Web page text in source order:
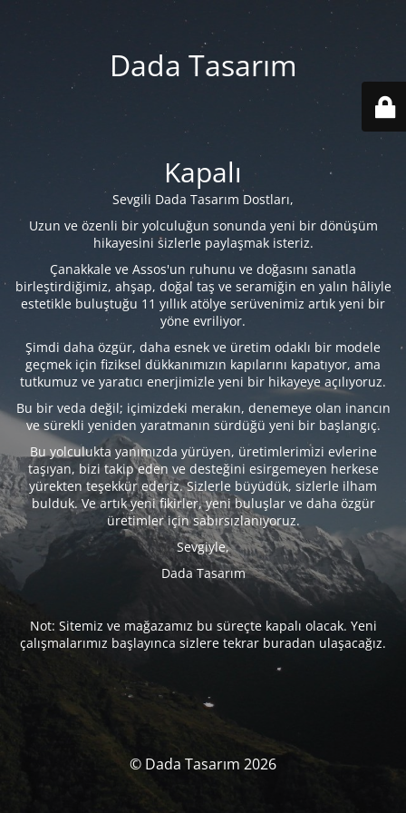
Dada Tasarım
Kapalı
Sevgili Dada Tasarım Dostları,
Uzun ve özenli bir yolculuğun sonunda yeni bir dönüşüm
hikayesini sizlerle paylaşmak isteriz.
Çanakkale ve Assos'un ruhunu ve doğasını sanatla
birleştirdiğimiz, ahşap, doğal taş ve seramiğin en yalın hâliyle
estetikle buluştuğu 11 yıllık atölye serüvenimiz artık yeni bir
yöne evriliyor.
Şimdi daha özgür, daha esnek ve üretim odaklı bir modele
geçmek için fiziksel dükkanımızın kapılarını kapatıyor, ama
tutkumuz ve yaratıcı enerjimizle yeni bir hikayeye açılıyoruz.
Bu bir veda değil; içimizdeki merakın, denemeye olan inancın
ve sürekli yeniden yaratmanın sürdüğü yeni bir başlangıç.
Bu yolculukta yanımızda yürüyen, üretimlerimizi evlerine
taşıyan, bizi takip eden ve desteğini esirgemeyen herkese
yürekten teşekkür ederiz. Sizlerle büyüdük, sizlerle ilham
bulduk. Ve artık yeni fikirler, yeni buluşlar ve daha özgür
üretimler için sabırsızlanıyoruz.
Sevgiyle,
Dada Tasarım
Not: Sitemiz ve mağazamız bu süreçte kapalı olacak. Yeni
çalışmalarımız başlayınca sizlere tekrar buradan ulaşacağız.
© Dada Tasarım 2026